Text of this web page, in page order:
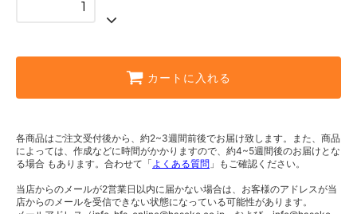
カートに入れる
各商品はご注文受付後から、約2~3週間前後でお届け致します。また、商品
によっては、作成などに時間がかかりますので、約4~5週間後のお届けとな
る場合 もあります。合わせて「よくある質問 」もご確認ください。
当店からのメールが2営業日以内に届かない場合は、お客様のアドレスが当
店からのメールを受信できない状態になっている可能性があります。